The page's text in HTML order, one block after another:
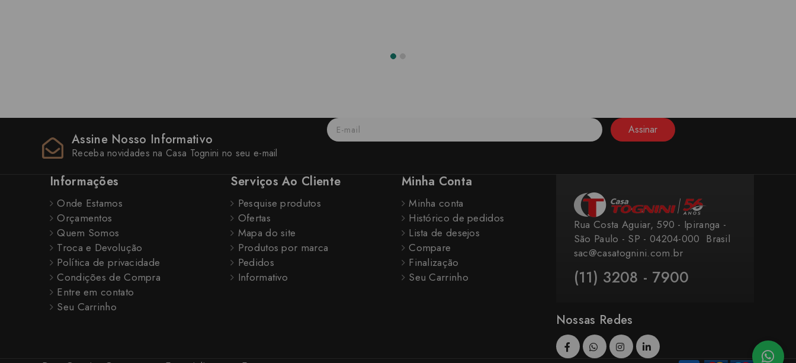
Assine Nosso Informativo
Receba novidades na Casa Tognini no seu e-mail
Assinar
Rua Costa Aguiar, 590 - Ipiranga -
São Paulo - SP - 04204-000 ​ Brasil
sac@casatognini.com.br
(11) 3208 - 7900
Nossas Redes
Informações
Onde Estamos
Orçamentos
Quem Somos
Troca e Devolução
Política de privacidade
Condições de Compra
Entre em contato
Seu Carrinho
Serviços Ao Cliente
Pesquise produtos
Ofertas
Mapa do site
Produtos por marca
Pedidos
Informativo
Minha Conta
Minha conta
Histórico de pedidos
Lista de desejos
Compare
Finalização
Seu Carrinho